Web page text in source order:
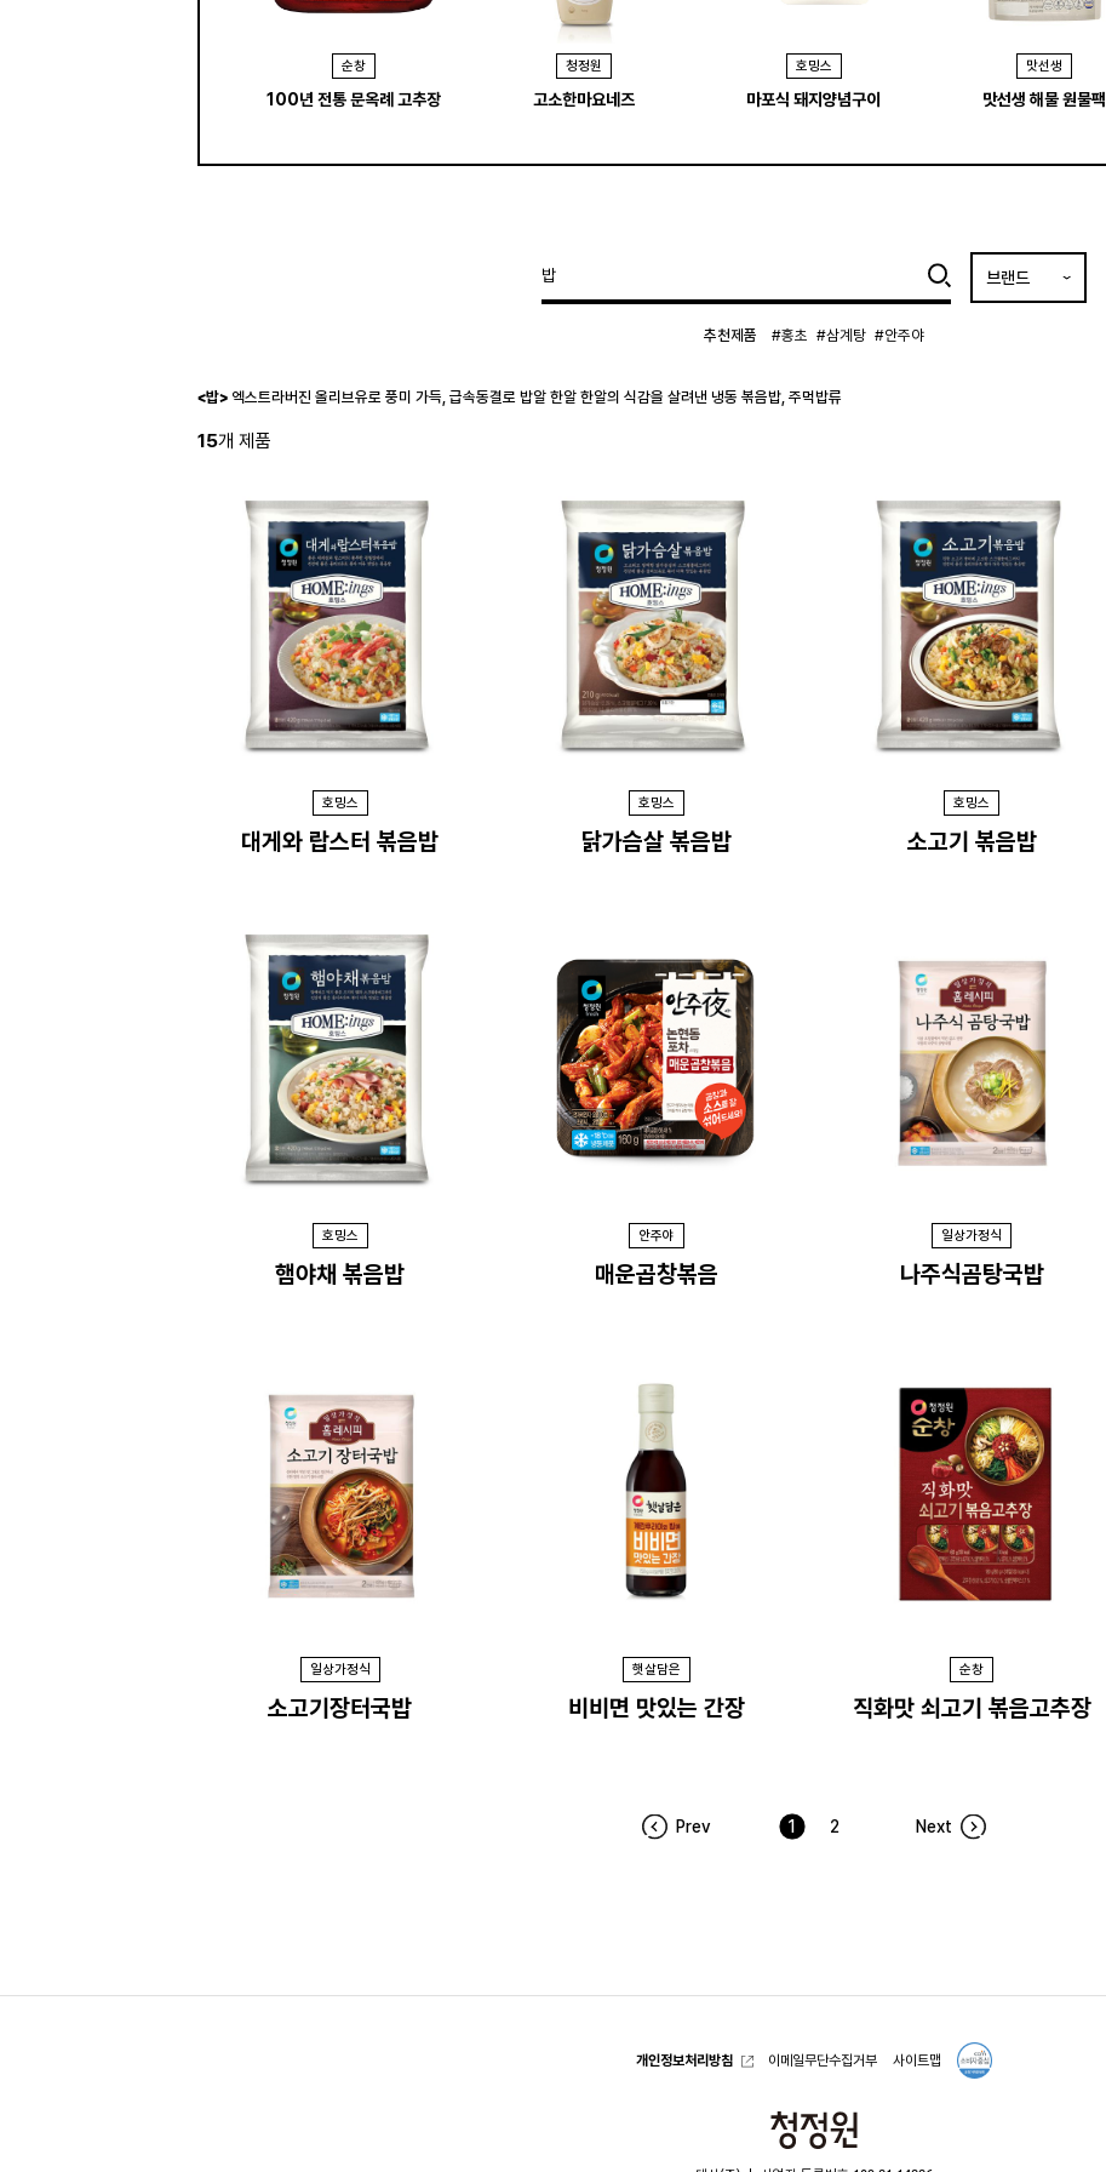
순창
100년 전통 문옥례 고추장
청정원
고소한마요네즈
호밍스
마포식 돼지양념구이
맛선생
맛선생 해물 원물팩
브랜드
추천제품 #홍초 #삼계탕 #안주야
<밥> 엑스트라버진 올리브유로 풍미 가득, 급속동결로 밥알 한알 한알의 식감을 살려낸 냉동 볶음밥, 주먹밥류
15개 제품
호밍스
대게와 랍스터 볶음밥
호밍스
닭가슴살 볶음밥
호밍스
소고기 볶음밥
호밍스
햄야채 볶음밥
안주야
매운곱창볶음
일상가정식
나주식곰탕국밥
일상가정식
소고기장터국밥
햇살담은
비비면 맛있는 간장
순창
직화맛 쇠고기 볶음고추장
Prev 1 2 Next
개인정보처리방침 이메일무단수집거부 사이트맵
청